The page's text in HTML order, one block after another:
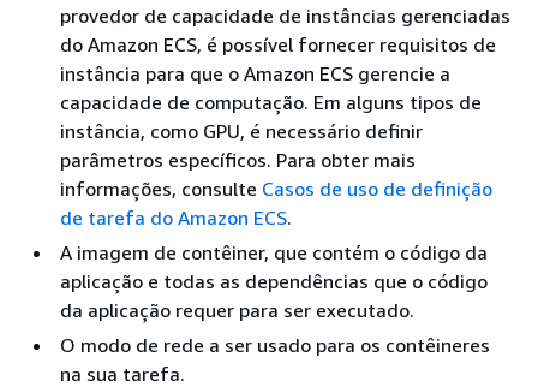
provedor de capacidade de instâncias gerenciadas
do Amazon ECS, é possível fornecer requisitos de
instância para que o Amazon ECS gerencie a
capacidade de computação. Em alguns tipos de
instância, como GPU, é necessário definir
parâmetros específicos. Para obter mais
informações, consulte Casos de uso de definição
de tarefa do Amazon ECS.
A imagem de contêiner, que contém o código da
aplicação e todas as dependências que o código
da aplicação requer para ser executado.
O modo de rede a ser usado para os contêineres
na sua tarefa.